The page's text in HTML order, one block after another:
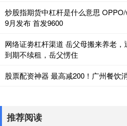
炒股指期货中杠杆是什么意思
9月发布 首发9600
网络证劵杠杆渠道 岳父母搬来养老
到期不续租，岳父愣住
股票配资神器 最高减200！广州餐饮
推荐阅读